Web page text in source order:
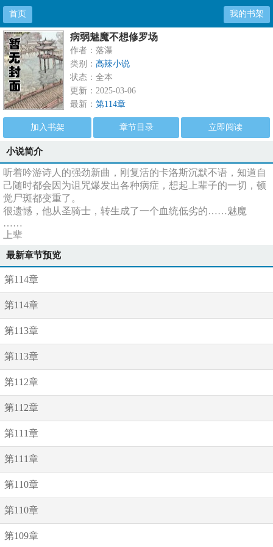
首页 我的书架
病弱魅魔不想修罗场
作者：落瀑
类别： 高辣小说
状态：全本
更新：2025-03-06
最新： 第114章
加入书架 章节目录 立即阅读
小说简介
听着吟游诗人的强劲新曲，刚复活的卡洛斯沉默不语，知道自
己随时都会因为诅咒爆发出各种病症，想起上辈子的一切，顿
觉尸斑都变重了。
很遗憾，他从圣骑士，转生成了一个血统低劣的……魅魔
……
上辈
最新章节预览
第114章
第114章
第113章
第113章
第112章
第112章
第111章
第111章
第110章
第110章
第109章